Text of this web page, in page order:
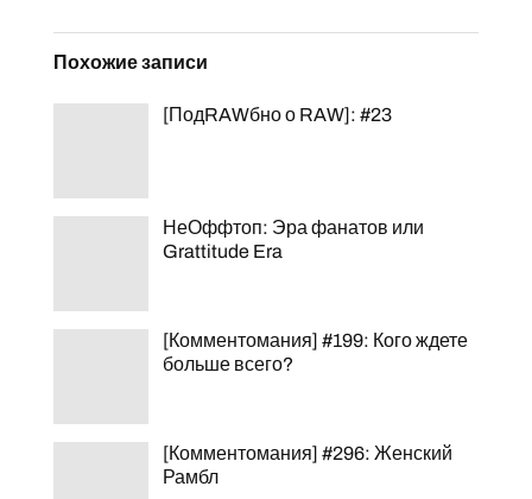
Похожие записи
[ПодRAWбно о RAW]: #23
НеОффтоп: Эра фанатов или
Grattitude Era
[Комментомания] #199: Кого ждете
больше всего?
[Комментомания] #296: Женский
Рамбл